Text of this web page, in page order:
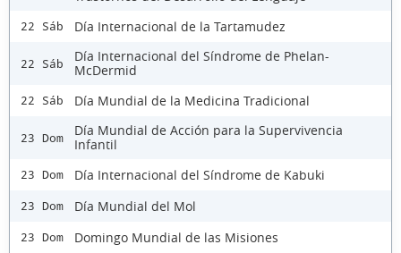
22 Sáb Día Internacional de la Tartamudez
22 Sáb
Día Internacional del Síndrome de Phelan-
McDermid
22 Sáb Día Mundial de la Medicina Tradicional
23 Dom
Día Mundial de Acción para la Supervivencia
Infantil
23 Dom Día Internacional del Síndrome de Kabuki
23 Dom Día Mundial del Mol
23 Dom Domingo Mundial de las Misiones